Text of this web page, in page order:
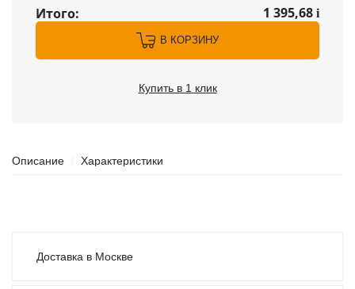
Итого: 1 395,68 i
В КОРЗИНУ
Купить в 1 клик
Описание Характеристики
Доставка в Москве